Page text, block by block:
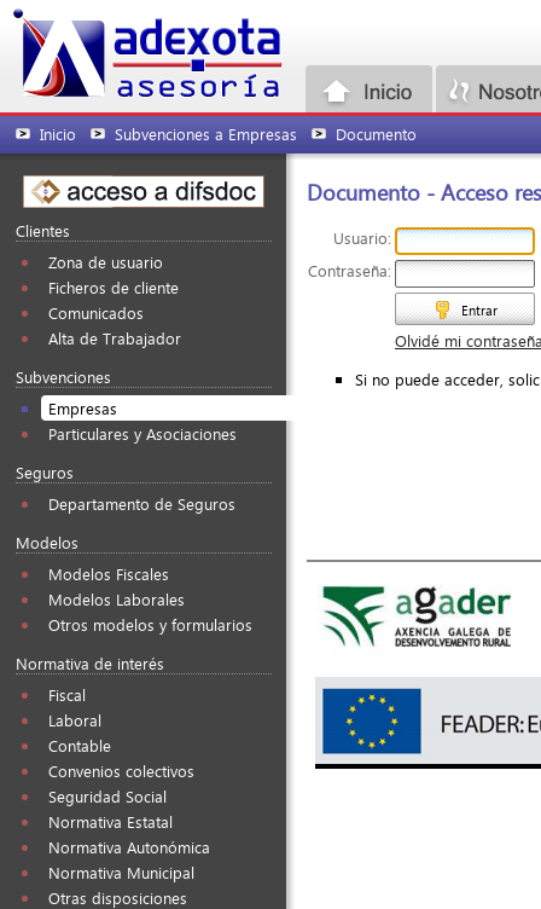
Inicio Subvenciones a Empresas Documento
Clientes
Zona de usuario
Ficheros de cliente
Comunicados
Alta de Trabajador
Subvenciones
Empresas
Particulares y Asociaciones
Seguros
Departamento de Seguros
Modelos
Modelos Fiscales
Modelos Laborales
Otros modelos y formularios
Normativa de interés
Fiscal
Laboral
Contable
Convenios colectivos
Seguridad Social
Normativa Estatal
Normativa Autonómica
Normativa Municipal
Otras disposiciones
Documento - Acceso
Usuario:
Contraseña:
Entrar
Olvidé mi
Si no puede acceder,